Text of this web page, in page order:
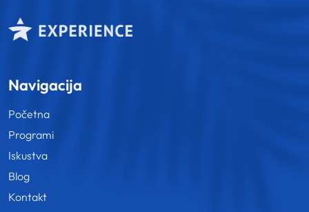
Navigacija
Početna
Programi
Iskustva
Blog
Kontakt